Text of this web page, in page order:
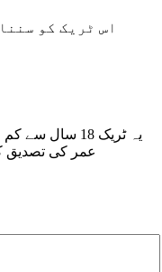
اس ٹریک کو
یہ ٹریک 18
عمر کی تصدیق